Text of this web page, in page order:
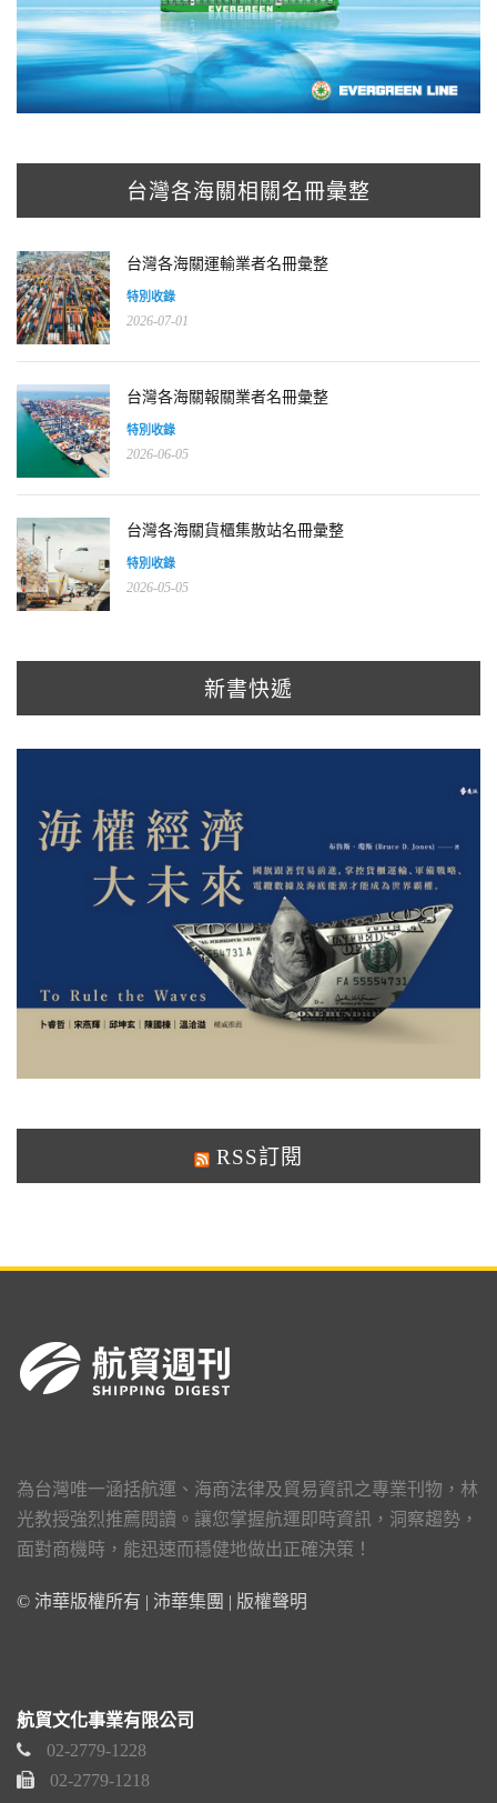
台灣各海關相關名冊彙整
台灣各海關運輸業者名冊彙整
特別收錄
2026-07-01
台灣各海關報關業者名冊彙整
特別收錄
2026-06-05
台灣各海關貨櫃集散站名冊彙整
特別收錄
2026-05-05
新書快遞
RSS訂閱
為台灣唯一涵括航運、海商法律及貿易資訊之專業刊物，林
光教授強烈推薦閱讀。讓您掌握航運即時資訊，洞察趨勢，
面對商機時，能迅速而穩健地做出正確決策！
© 沛華版權所有 | 沛華集團 | 版權聲明
航貿文化事業有限公司
02-2779-1228
02-2779-1218